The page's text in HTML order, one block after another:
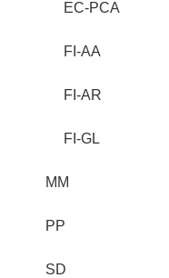
EC-PCA
FI-AA
FI-AR
FI-GL
MM
PP
SD